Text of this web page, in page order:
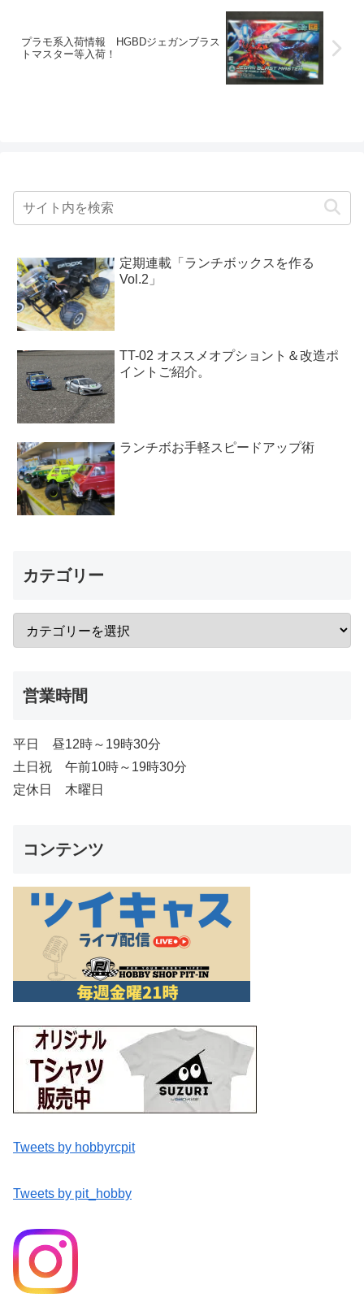
プラモ系入荷情報 HGBDジェガンブラス
トマスター等入荷！
定期連載「ランチボックスを作る
Vol.2」
TT-02 オススメオプショント＆改造ポ
イントご紹介。
ランチボお手軽スピードアップ術
カテゴリー
営業時間
平日 昼12時～19時30分
土日祝 午前10時～19時30分
定休日 木曜日
コンテンツ
Tweets by hobbyrcpit
Tweets by pit_hobby